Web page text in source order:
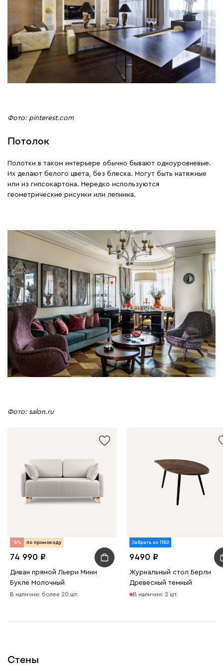
Фото: pinterest.com
Потолок
Полотки в таком интерьере обычно бывают одноуровневые.
Их делают белого цвета, без блеска. Могут быть натяжные
или из гипсокартона. Нередко используются
геометрические рисунки или лепнина.
Фото: salon.ru
-8% по промокоду
74 990
Диван прямой Льери Мини
Букле Молочный
В наличии: более 20 шт.
Забрать из ПВЗ
9490
Журнальный стол Берли
Древесный темный
В наличии: 2 шт.
Стены